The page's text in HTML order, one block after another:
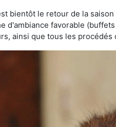
bientôt le retour de la
d'ambiance favorable
ainsi que tous les